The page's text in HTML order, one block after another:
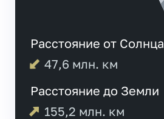
Расстояние от Солнца
47,6 млн. км
Расстояние до Земли
155,2 млн. км